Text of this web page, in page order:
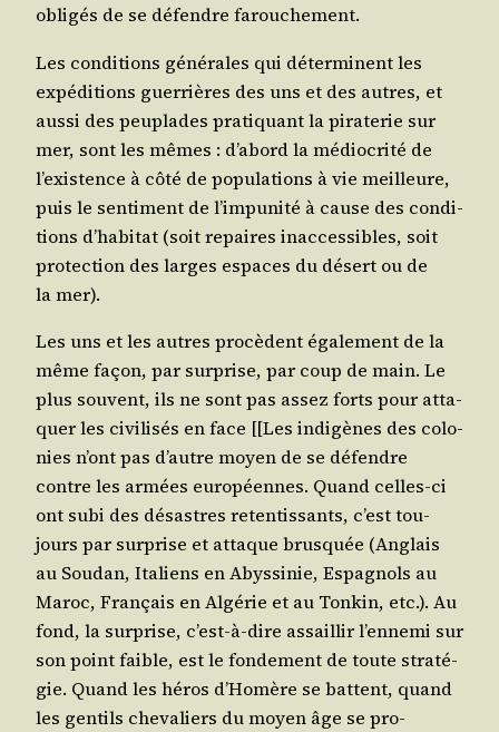
obli­gés de se défendre farouchement.
Les condi­tions géné­rales qui déter­minent les
expé­di­tions guer­rières des uns et des autres, et
aus­si des peu­plades pra­ti­quant la pira­te­rie sur
mer, sont les mêmes : d’a­bord la médio­cri­té de
l’exis­tence à côté de popu­la­tions à vie meilleure,
puis le sen­ti­ment de l’im­pu­ni­té à cause des condi­
tions d’ha­bi­tat (soit repaires inac­ces­sibles, soit
pro­tec­tion des larges espaces du désert ou de
la mer).
Les uns et les autres pro­cèdent éga­le­ment de la
même façon, par sur­prise, par coup de main. Le
plus sou­vent, ils ne sont pas assez forts pour atta­
quer les civi­li­sés en face [[Les indi­gènes des colo­
nies n’ont pas d’autre moyen de se défendre
contre les armées euro­péennes. Quand celles-ci
ont subi des désastres reten­tis­sants, c’est tou­
jours par sur­prise et attaque brus­quée (Anglais
au Sou­dan, Ita­liens en Abys­si­nie, Espa­gnols au
Maroc, Fran­çais en Algé­rie et au Ton­kin, etc.). Au
fond, la sur­prise, c’est-à-dire assaillir l’en­ne­mi sur
son point faible, est le fon­de­ment de toute stra­té­
gie. Quand les héros d’Ho­mère se battent, quand
les gen­tils che­va­liers du moyen âge se pro­